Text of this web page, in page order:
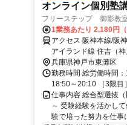
オンライン個別塾
フリーステップ 御影教
1業務あたり 2,180円（
アクセス 阪神本線/阪
アイランド線 住吉（
海道本線）南出口徒歩
兵庫県神戸市東灘区
勤務時間 総労働時間
18:50～20:10 ［3限目
仕事内容 総合型選抜
～ 受験経験を活かし
験で培った努力を仕事